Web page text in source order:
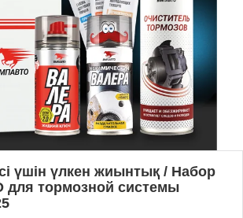
үшін үлкен жиынтық / Набор
тормозной системы